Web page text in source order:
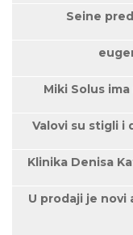
Seine
Miki Solus
Valovi su stigli i
Klinika Denisa
U prodaji je novi